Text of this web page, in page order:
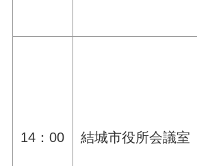
14：00 結城市役所会議室